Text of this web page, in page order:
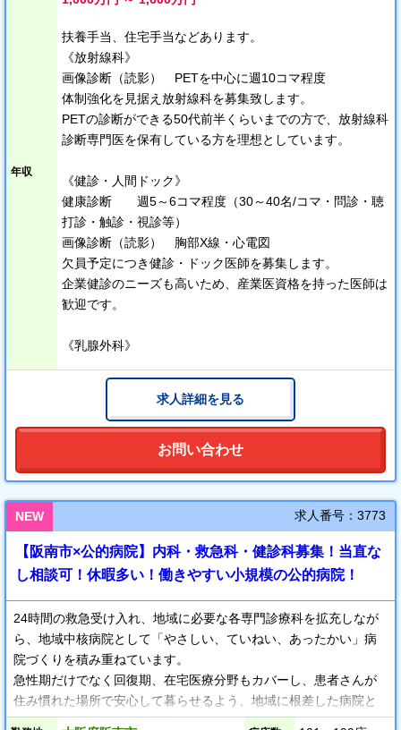
年収
扶養手当、住宅手当などあります。
《放射線科》
画像診断（読影） PETを中心に週10コマ程度
体制強化を見据え放射線科を募集致します。
PETの診断ができる50代前半くらいまでの方で、放射線科
診断専門医を保有している方を理想としています。
《健診・人間ドック》
健康診断 週5～6コマ程度（30～40名/コマ・問診・聴
打診・触診・視診等）
画像診断（読影） 胸部X線・心電図
欠員予定につき健診・ドック医師を募集します。
企業健診のニーズも高いため、産業医資格を持った医師は
歓迎です。
《乳腺外科》
求人詳細を見る
お問い合わせ
NEW 求人番号：3773
【阪南市×公的病院】内科・救急科・健診科募集！当直な
し相談可！休暇多い！働きやすい小規模の公的病院！
24時間の救急受け入れ、地域に必要な各専門診療科を拡充しなが
ら、地域中核病院として「やさしい、ていねい、あったかい」病
院づくりを積み重ねています。
急性期だけでなく回復期、在宅医療分野もカバーし、患者さんが
住み慣れた場所で安心して暮らせるよう、地域に根差した病院と
して必要な医療の提供を目指しています。